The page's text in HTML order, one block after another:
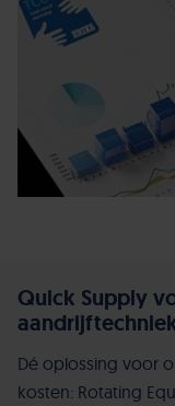
Quick Supply
Dé oplossing voor
kosten: Rotating